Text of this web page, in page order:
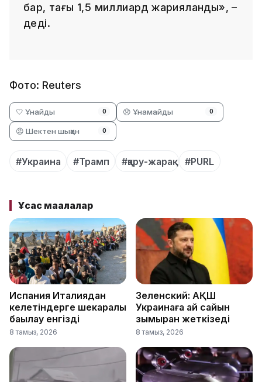
бар, тағы 1,5 миллиард жарияланды», –
деді.
Фото: Reuters
🤍 Ұнайды 0 😞 Ұнамайды 0
😡 Шектен шыққан 0
#Украина #Трамп #қару-жарақ #PURL
Ұқсас мақалалар
Испания Италиядан
келетіндерге шекаралық
бақылау енгізді
8 тамыз, 2026
Зеленский: АҚШ
Украинаға ай сайын
зымыран жеткізеді
8 тамыз, 2026